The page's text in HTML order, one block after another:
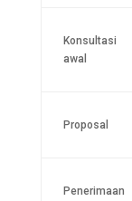
Konsultasi
awal
Proposal
Penerimaan